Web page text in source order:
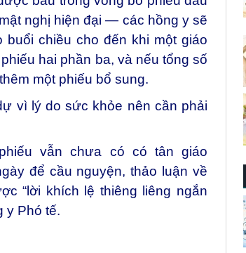
nghị hiện đại — các hồng y sẽ
chiều cho đến khi một giáo
hai phần ba, và nếu tổng số
một phiếu bổ sung.
vì lý do sức khỏe nên cần phải
vẫn chưa có có tân giáo
để cầu nguyện, thảo luận về
“lời khích lệ thiêng liêng ngắn
y Phó tế.